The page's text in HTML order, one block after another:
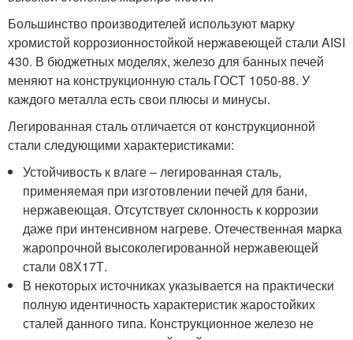
Большинство производителей используют марку
хромистой коррозионностойкой нержавеющей стали AISI
430. В бюджетных моделях, железо для банных печей
меняют на конструкционную сталь ГОСТ 1050-88. У
каждого металла есть свои плюсы и минусы.
Легированная сталь отличается от конструкционной
стали следующими характеристиками:
Устойчивость к влаге – легированная сталь,
применяемая при изготовлении печей для бани,
нержавеющая. Отсутствует склонность к коррозии
даже при интенсивном нагреве. Отечественная марка
жаропрочной высоколегированной нержавеющей
стали 08Х17Т.
В некоторых источниках указывается на практически
полную идентичность характеристик жаростойких
сталей данного типа. Конструкционное железо не